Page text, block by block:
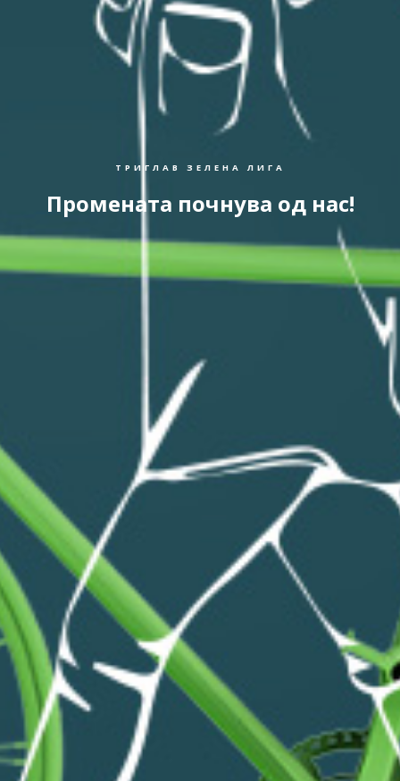
ТРИГЛАВ ЗЕЛЕНА ЛИГА
Промената почнува од нас!